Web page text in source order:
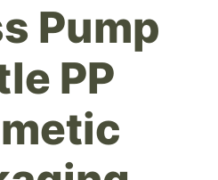
Pump
PP